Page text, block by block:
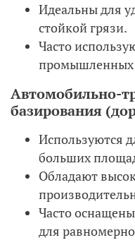
Идеальны для
стойкой грязи.
Часто
промышленных
Автомобильно-
базирования
Используются
больших
Обладают
Часто
для